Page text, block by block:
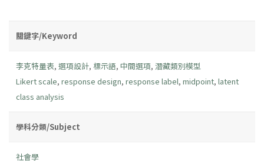
關鍵字/Keyword
李克特量表, 選項設計, 標示語, 中間選項, 潛藏類別模型
Likert scale, response design, response label, midpoint, latent
class analysis
學科分類/Subject
社會學